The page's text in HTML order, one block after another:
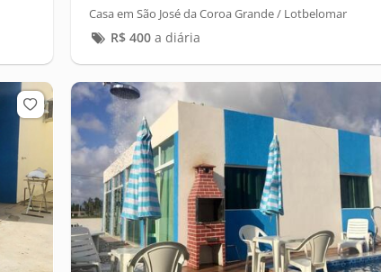
Casa em São José da Coroa Grande / Lotbelomar
R$ 400a diária